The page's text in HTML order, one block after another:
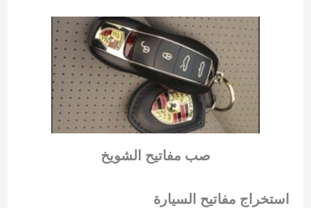
صب مفاتيح الشويخ
استخراج مفاتيح السيارة